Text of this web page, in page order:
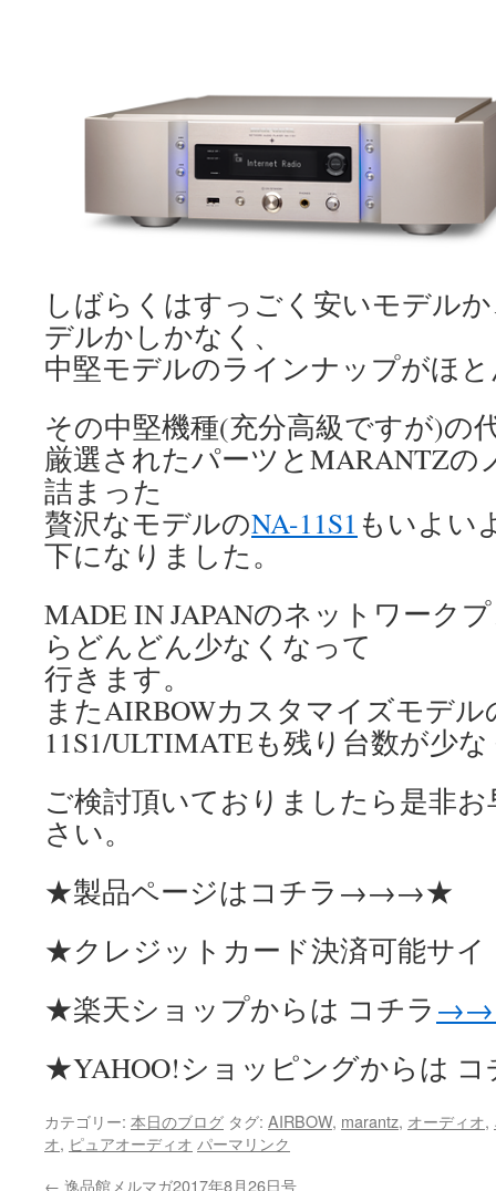
しばらくはすっごく安いモデル
デルかしかなく、
中堅モデルのラインナップがほ
その中堅機種(充分高級ですが)の
厳選されたパーツとMARANTZ
詰まった
贅沢なモデルのNA-11S1 もいよい
下になりました。
MADE IN JAPANのネットワーク
らどんどん少なくなって
行きます。
またAIRBOWカスタマイズモデル
11S1/ULTIMATEも残り台数が少
ご検討頂いておりましたら是非
さい。
★製品ページはコチラ→→→★
★クレジットカード決済可能
★楽天ショップからは コチラ
★YAHOO!ショッピングからは
カテゴリー: 本日のブログ タグ: AIRBOW, marantz, オーディオ,
オ, ピュアオーディオ パーマリンク
← 逸品館メルマガ2017年8月26日号